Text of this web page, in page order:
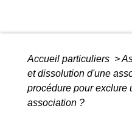
Accueil particuliers >
et dissolution d'une
procédure pour exclure
association ?